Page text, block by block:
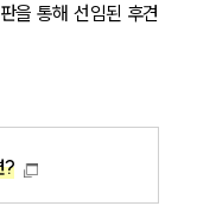
을 통해 선임된 후견
?